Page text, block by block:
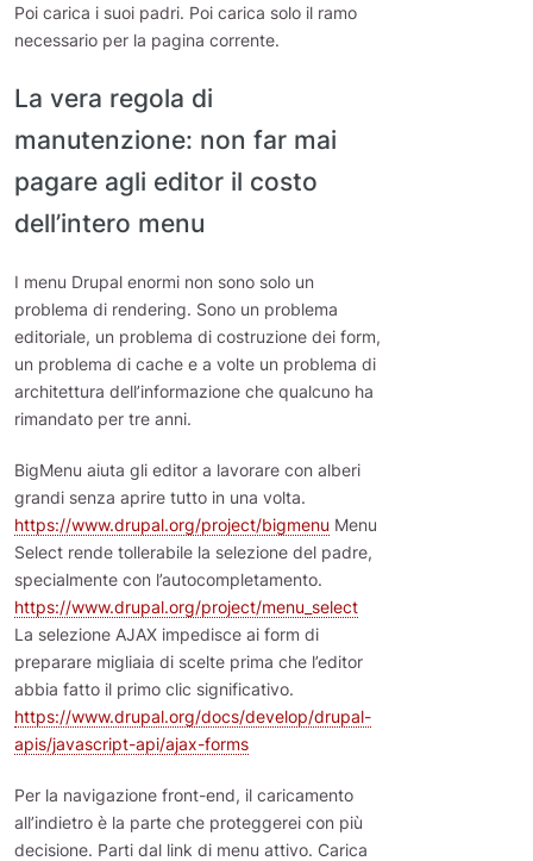
Poi carica i suoi padri. Poi carica solo il ramo
necessario per la pagina corrente.
La vera regola di
manutenzione: non far mai
pagare agli editor il costo
dell’intero menu
I menu Drupal enormi non sono solo un
problema di rendering. Sono un problema
editoriale, un problema di costruzione dei form,
un problema di cache e a volte un problema di
architettura dell’informazione che qualcuno ha
rimandato per tre anni.
BigMenu aiuta gli editor a lavorare con alberi
grandi senza aprire tutto in una volta.
https://www.drupal.org/project/bigmenu Menu
Select rende tollerabile la selezione del padre,
specialmente con l’autocompletamento.
https://www.drupal.org/project/menu_select
La selezione AJAX impedisce ai form di
preparare migliaia di scelte prima che l’editor
abbia fatto il primo clic significativo.
https://www.drupal.org/docs/develop/drupal-
apis/javascript-api/ajax-forms
Per la navigazione front-end, il caricamento
all’indietro è la parte che proteggerei con più
decisione. Parti dal link di menu attivo. Carica